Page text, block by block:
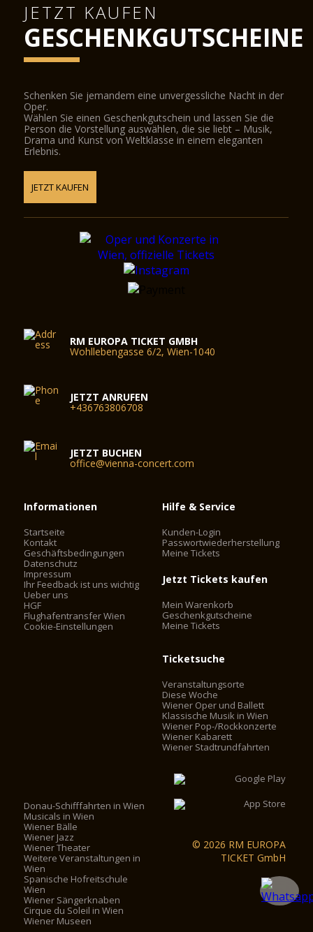
JETZT KAUFEN
GESCHENKGUTSCHEINE
Schenken Sie jemandem eine unvergessliche Nacht in der
Oper.
Wählen Sie einen Geschenkgutschein und lassen Sie die
Person die Vorstellung auswählen, die sie liebt – Musik,
Drama und Kunst von Weltklasse in einem eleganten
Erlebnis.
JETZT KAUFEN
RM EUROPA TICKET GMBH
Wohllebengasse 6/2, Wien-1040
JETZT ANRUFEN
+436763806708
JETZT BUCHEN
office@vienna-concert.com
Informationen
Startseite
Kontakt
Geschäftsbedingungen
Datenschutz
Impressum
Ihr Feedback ist uns wichtig
Ueber uns
HGF
Flughafentransfer Wien
Cookie-Einstellungen
Hilfe & Service
Kunden-Login
Passwortwiederherstellung
Meine Tickets
Jetzt Tickets kaufen
Mein Warenkorb
Geschenkgutscheine
Meine Tickets
Ticketsuche
Veranstaltungsorte
Diese Woche
Wiener Oper und Ballett
Klassische Musik in Wien
Wiener Pop-/Rockkonzerte
Wiener Kabarett
Wiener Stadtrundfahrten
Donau-Schifffahrten in Wien
Musicals in Wien
Wiener Bälle
Wiener Jazz
Wiener Theater
Weitere Veranstaltungen in
Wien
Spanische Hofreitschule
Wien
Wiener Sängerknaben
Cirque du Soleil in Wien
Wiener Museen
© 2026 RM EUROPA
TICKET GmbH